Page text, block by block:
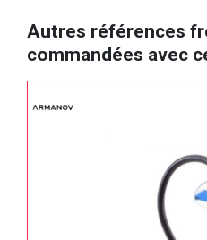
Autres références
commandées avec